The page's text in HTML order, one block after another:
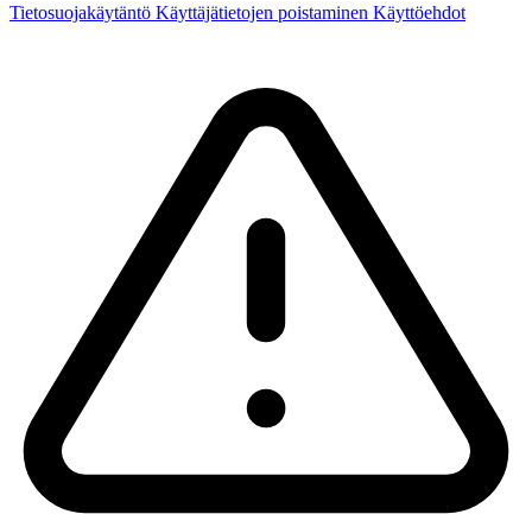
Tietosuojakäytäntö Käyttäjätietojen poistaminen Käyttöehdot